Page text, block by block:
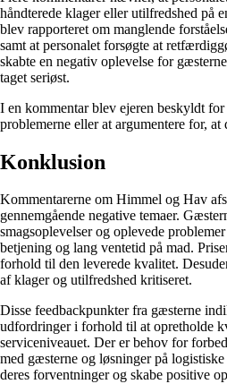
håndterede klager eller utilfredshed på
blev rapporteret om manglende
samt at personalet forsøgte at
skabte en negativ oplevelse for
taget seriøst.
I en kommentar blev ejeren beskyldt
problemerne eller at argumentere for,
Konklusion
Kommentarerne om Himmel og Hav
gennemgående negative temaer.
smagsoplevelser og oplevede
betjening og lang ventetid på mad.
forhold til den leverede kvalitet.
af klager og utilfredshed kritiseret.
Disse feedbackpunkter fra gæsterne
udfordringer i forhold til at opretholde
serviceniveauet. Der er behov for
med gæsterne og løsninger på
deres forventninger og skabe positive